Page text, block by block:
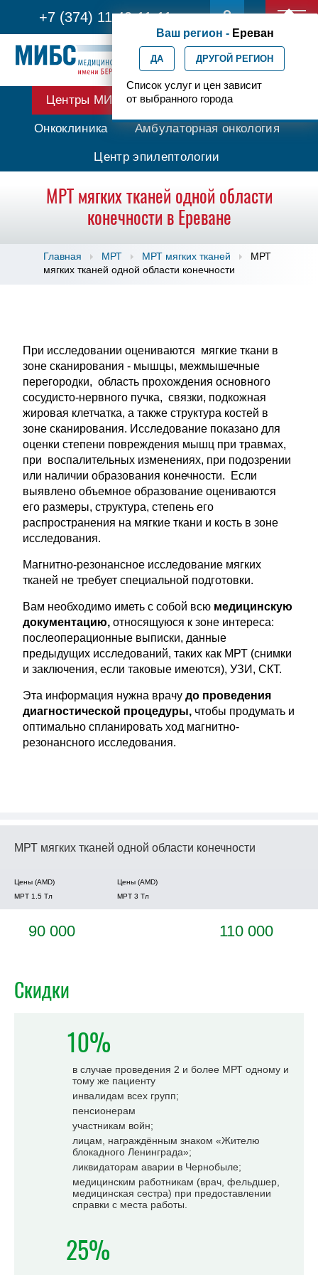
+7 (374) 11 42-11-11
Ваш регион - Ереван
ДА ДРУГОЙ РЕГИОН
Список услуг и цен зависит
от выбранного города
Центры МИБС Протонная терапия
Онкоклиника Амбулаторная онкология
Центр эпилептологии
МРТ мягких тканей одной области
конечности в Ереване
Главная МРТ МРТ мягких тканей
МРТ
мягких тканей одной области конечности
При исследовании оцениваются мягкие ткани в
зоне сканирования - мышцы, межмышечные
перегородки, область прохождения основного
сосудисто-нервного пучка, связки, подкожная
жировая клетчатка, а также структура костей в
зоне сканирования. Исследование показано для
оценки степени повреждения мышц при травмах,
при воспалительных изменениях, при подозрении
или наличии образования конечности. Если
выявлено объемное образование оцениваются
его размеры, структура, степень его
распространения на мягкие ткани и кость в зоне
исследования.
Магнитно-резонансное исследование мягких
тканей не требует специальной подготовки.
Вам необходимо иметь с собой всю медицинскую
документацию, относящуюся к зоне интереса:
послеоперационные выписки, данные
предыдущих исследований, таких как МРТ (снимки
и заключения, если таковые имеются), УЗИ, СКТ.
Эта информация нужна врачудо проведения
диагностической процедуры, чтобы продумать и
оптимально спланировать ход магнитно-
резонансного исследования.
МРТ мягких тканей одной области конечности
Цены (AMD)
МРТ 1.5 Tл
Цены (AMD)
МРТ 3 Tл
90 000 110 000
Скидки
10%
в случае проведения 2 и более МРТ одному и
тому же пациенту
инвалидам всех групп;
пенсионерам
участникам войн;
лицам, награждённым знаком «Жителю
блокадного Ленинграда»;
ликвидаторам аварии в Чернобыле;
медицинским работникам (врач, фельдшер,
медицинская сестра) при предоставлении
справки с места работы.
25%